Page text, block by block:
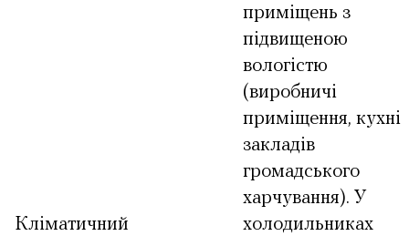
Кліматичний
приміщень з
підвищеною
вологістю
(виробничі
приміщення, кухні
закладів
громадського
харчування). У
холодильниках